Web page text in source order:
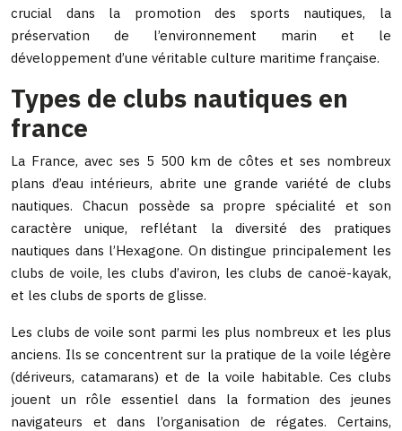
crucial dans la promotion des sports nautiques, la
préservation de l’environnement marin et le
développement d’une véritable culture maritime française.
Types de clubs nautiques en
france
La France, avec ses 5 500 km de côtes et ses nombreux
plans d’eau intérieurs, abrite une grande variété de clubs
nautiques. Chacun possède sa propre spécialité et son
caractère unique, reflétant la diversité des pratiques
nautiques dans l’Hexagone. On distingue principalement les
clubs de voile, les clubs d’aviron, les clubs de canoë-kayak,
et les clubs de sports de glisse.
Les clubs de voile sont parmi les plus nombreux et les plus
anciens. Ils se concentrent sur la pratique de la voile légère
(dériveurs, catamarans) et de la voile habitable. Ces clubs
jouent un rôle essentiel dans la formation des jeunes
navigateurs et dans l’organisation de régates. Certains,